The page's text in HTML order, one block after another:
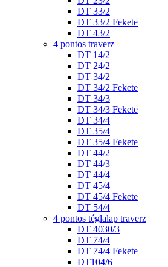
DT 33/2
DT 33/2 Fekete
DT 43/2
4 pontos traverz
DT 14/2
DT 24/2
DT 34/2
DT 34/2 Fekete
DT 34/3
DT 34/3 Fekete
DT 34/4
DT 35/4
DT 35/4 Fekete
DT 44/2
DT 44/3
DT 44/4
DT 45/4
DT 45/4 Fekete
DT 54/4
4 pontos téglalap traverz
DT 4030/3
DT 74/4
DT 74/4 Fekete
DT104/6